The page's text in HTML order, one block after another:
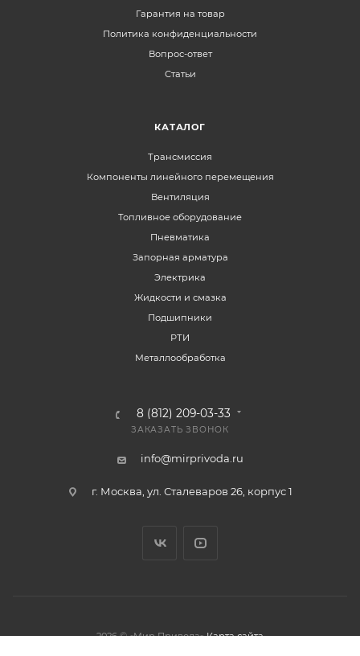
Гарантия на товар
Политика конфиденциальности
Вопрос-ответ
Статьи
КАТАЛОГ
Трансмиссия
Компоненты линейного перемещения
Вентиляция
Топливное оборудование
Пневматика
Запорная арматура
Электрика
Жидкости и смазка
Подшипники
РТИ
Металлообработка
8 (812) 209-03-33
ЗАКАЗАТЬ ЗВОНОК
info@mirprivoda.ru
г. Москва, ул. Сталеваров 26, корпус 1
2026 © «Мир Привода» Карта сайта